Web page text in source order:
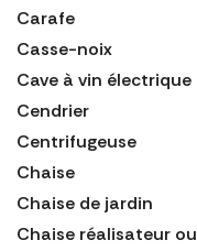
Carafe
Casse-noix
Cave à vin électrique
Cendrier
Centrifugeuse
Chaise
Chaise de jardin
Chaise réalisateur